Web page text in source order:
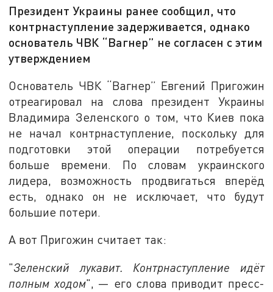
Президент Украины ранее сообщил, что
контрнаступление задерживается, однако
основатель ЧВК “Вагнер” не согласен с этим
утверждением
Основатель ЧВК “Вагнер” Евгений Пригожин
отреагировал на слова президент Украины
Владимира Зеленского о том, что Киев пока
не начал контрнаступление, поскольку для
подготовки этой операции потребуется
больше времени. По словам украинского
лидера, возможность продвигаться вперёд
есть, однако он не исключает, что будут
большие потери.
А вот Пригожин считает так:
"Зеленский лукавит. Контрнаступление идёт
полным ходом", — его слова приводит пресс-